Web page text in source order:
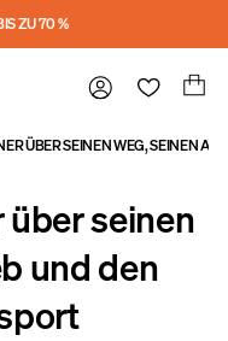
ZU 70 %
ÜBER SEINEN WEG, SEINEN
seinen
und den